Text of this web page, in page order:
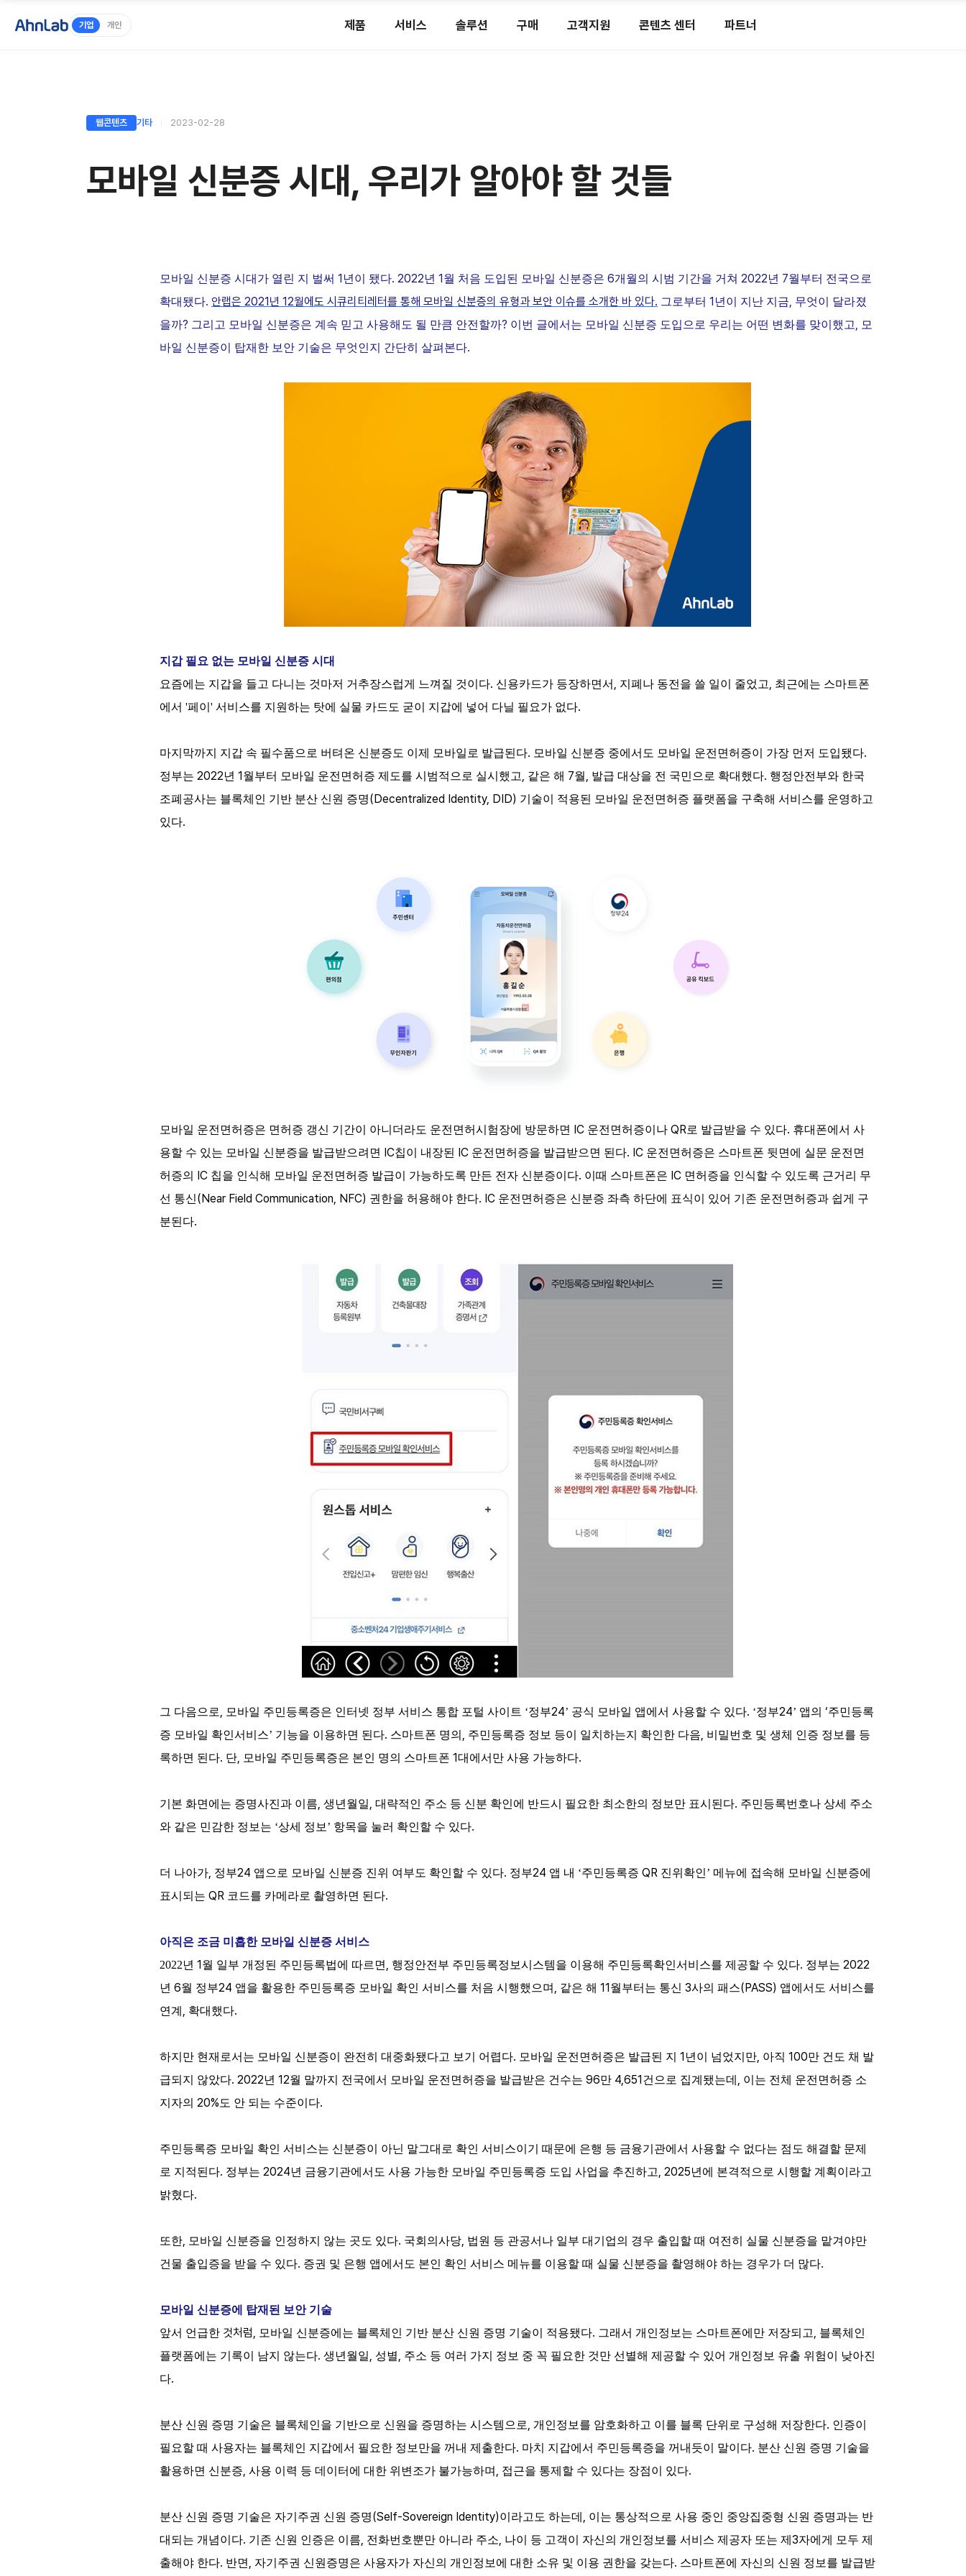
기업 개인 제품 서비스 솔루션 구매 고객지원 콘텐츠 센터 파트너
웹콘텐츠 기타 2023-02-28
모바일 신분증 시대, 우리가 알아야 할 것들
모바일 신분증 시대가 열린 지 벌써 1 년이 됐다. 2022년 1월 처음 도입된 모바일 신분증은 6개월의 시범 기간을 거쳐 2022년 7월부터 전국으로
확대됐다. 안랩은 2021년 12월에도 시큐리티레터를 통해 모바일 신분증의 유형과 보안 이슈를 소개한 바 있다. 그로부터 1 년이 지난 지금, 무엇이 달라졌
을까? 그리고 모바일 신분증은 계속 믿고 사용해도 될 만큼 안전할까? 이번 글에서는 모바일 신분증 도입으로 우리는 어떤 변화를 맞이했고, 모
바일 신분증이 탑재한 보안 기술은 무엇인지 간단히 살펴본다.
지갑 필요 없는 모바일 신분증 시대
요즘에는 지갑을 들고 다니는 것마저 거추장스럽게 느껴질 것이다. 신용카드가 등장하면서 , 지폐나 동전을 쓸 일이 줄었고, 최근에는 스마트폰
에서 '페이' 서비스를 지원하는 탓에 실물 카드도 굳이 지갑에 넣어 다닐 필요가 없다.
마지막까지 지갑 속 필수품으로 버텨온 신분증도 이제 모바일로 발급된다. 모바일 신분증 중에서도 모바일 운전면허증이 가장 먼저 도입됐다.
정부는 2022년 1월부터 모바일 운전면허증 제도를 시범적으로 실시했고, 같은 해 7월, 발급 대상을 전 국민으로 확대했다. 행정안전부와 한국
조폐공사는 블록체인 기반 분산 신원 증명(Decentralized Identity, DID) 기술이 적용된 모바일 운전면허증 플랫폼을 구축해 서비스를 운영하고
있다.
모바일 운전면허증은 면허증 갱신 기간이 아니더라도 운전면허시험장에 방문하면 IC 운전면허증이나 QR로 발급받을 수 있다. 휴대폰에서 사
용할 수 있는 모바일 신분증을 발급받으려면 IC칩이 내장된 IC 운전면허증을 발급받으면 된다. IC 운전면허증은 스마트폰 뒷면에 실문 운전면
허증의 IC 칩을 인식해 모바일 운전면허증 발급이 가능하도록 만든 전자 신분증이다. 이때 스마트폰은 IC 면허증을 인식할 수 있도록 근거리 무
선 통신(Near Field Communication, NFC) 권한을 허용해야 한다. IC 운전면허증은 신분증 좌측 하단에 표식이 있어 기존 운전면허증과 쉽게 구
분된다.
그 다음으로, 모바일 주민등록증은 인터넷 정부 서비스 통합 포털 사이트 ‘정부24’ 공식 모바일 앱에서 사용할 수 있다. ‘정부24’ 앱의 ‘주민등록
증 모바일 확인서비스’ 기능을 이용하면 된다. 스마트폰 명의 , 주민등록증 정보 등이 일치하는지 확인한 다음, 비밀번호 및 생체 인증 정보를 등
록하면 된다. 단, 모바일 주민등록증은 본인 명의 스마트폰 1대에서만 사용 가능하다.
기본 화면에는 증명사진과 이름, 생년월일, 대략적인 주소 등 신분 확인에 반드시 필요한 최소한의 정보만 표시된다. 주민등록번호나 상세 주소
와 같은 민감한 정보는 ‘상세 정보’ 항목을 눌러 확인할 수 있다.
더 나아가, 정부24 앱으로 모바일 신분증 진위 여부도 확인할 수 있다. 정부24 앱 내 ‘주민등록증 QR 진위확인’ 메뉴에 접속해 모바일 신분증에
표시되는 QR 코드를 카메라로 촬영하면 된다.
아직은 조금 미흡한 모바일 신분증 서비스
2022년 1월 일부 개정된 주민등록법에 따르면 , 행정안전부 주민등록정보시스템을 이용해 주민등록확인서비스를 제공할 수 있다. 정부는 2022
년 6월 정부24 앱을 활용한 주민등록증 모바일 확인 서비스를 처음 시행했으며 , 같은 해 11월부터는 통신 3사의 패스(PASS) 앱에서도 서비스를
연계 , 확대했다.
하지만 현재로서는 모바일 신분증이 완전히 대중화됐다고 보기 어렵다. 모바일 운전면허증은 발급된 지 1 년이 넘었지만, 아직 100만 건도 채 발
급되지 않았다. 2022년 12월 말까지 전국에서 모바일 운전면허증을 발급받은 건수는 96만 4,651건으로 집계됐는데 , 이는 전체 운전면허증 소
지자의 20%도 안 되는 수준이다.
주민등록증 모바일 확인 서비스는 신분증이 아닌 말그대로 확인 서비스이기 때문에 은행 등 금융기관에서 사용할 수 없다는 점도 해결할 문제
로 지적된다. 정부는 2024년 금융기관에서도 사용 가능한 모바일 주민등록증 도입 사업을 추진하고, 2025년에 본격적으로 시행할 계획이라고
밝혔다.
또한, 모바일 신분증을 인정하지 않는 곳도 있다. 국회의사당, 법원 등 관공서나 일부 대기업의 경우 출입할 때 여전히 실물 신분증을 맡겨야만
건물 출입증을 받을 수 있다. 증권 및 은행 앱에서도 본인 확인 서비스 메뉴를 이용할 때 실물 신분증을 촬영해야 하는 경우가 더 많다.
모바일 신분증에 탑재된 보안 기술
앞서 언급한 것처럼, 모바일 신분증에는 블록체인 기반 분산 신원 증명 기술이 적용됐다. 그래서 개인정보는 스마트폰에만 저장되고, 블록체인
플랫폼에는 기록이 남지 않는다. 생년월일, 성별, 주소 등 여러 가지 정보 중 꼭 필요한 것만 선별해 제공할 수 있어 개인정보 유출 위험이
낮아진
다.
분산 신원 증명 기술은 블록체인을 기반으로 신원을 증명하는 시스템으로, 개인정보를 암호화하고 이를 블록 단위로 구성해 저장한다. 인증이
필요할 때 사용자는 블록체인 지갑에서 필요한 정보만을 꺼내 제출한다. 마치 지갑에서 주민등록증을 꺼내듯이 말이다. 분산 신원 증명 기술을
활용하면 신분증, 사용 이력 등 데이터에 대한 위 변조가 불가능하며 , 접근을 통제할 수 있다는 장점이 있다.
분산 신원 증명 기술은 자기주권 신원 증명(Self-Sovereign Identity)이라고도 하는데 , 이는 통상적으로 사용 중인 중앙집중형 신원 증명과는 반
대되는 개념이다. 기존 신원 인증은 이름, 전화번호뿐만 아니라 주소, 나이 등 고객이 자신의 개인정보를 서비스 제공자 또는 제 3자에게 모두 제
출해야 한다. 반면 , 자기주권 신원증명은 사용자가 자신의 개인정보에 대한 소유 및 이용 권한을 갖는다. 스마트폰에 자신의 신원 정보를 발급받